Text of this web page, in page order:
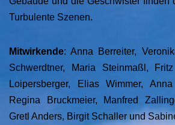
Turbulente Szenen.
Mitwirkende: Anna Berreiter,
Schwerdtner, Maria Steinmaßl,
Loipersberger, Elias Wimmer,
Regina Bruckmeier, Manfred
Gretl Anders, Birgit Schaller und